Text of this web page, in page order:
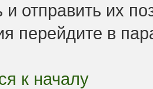
и отправить их
перейдите в
к началу